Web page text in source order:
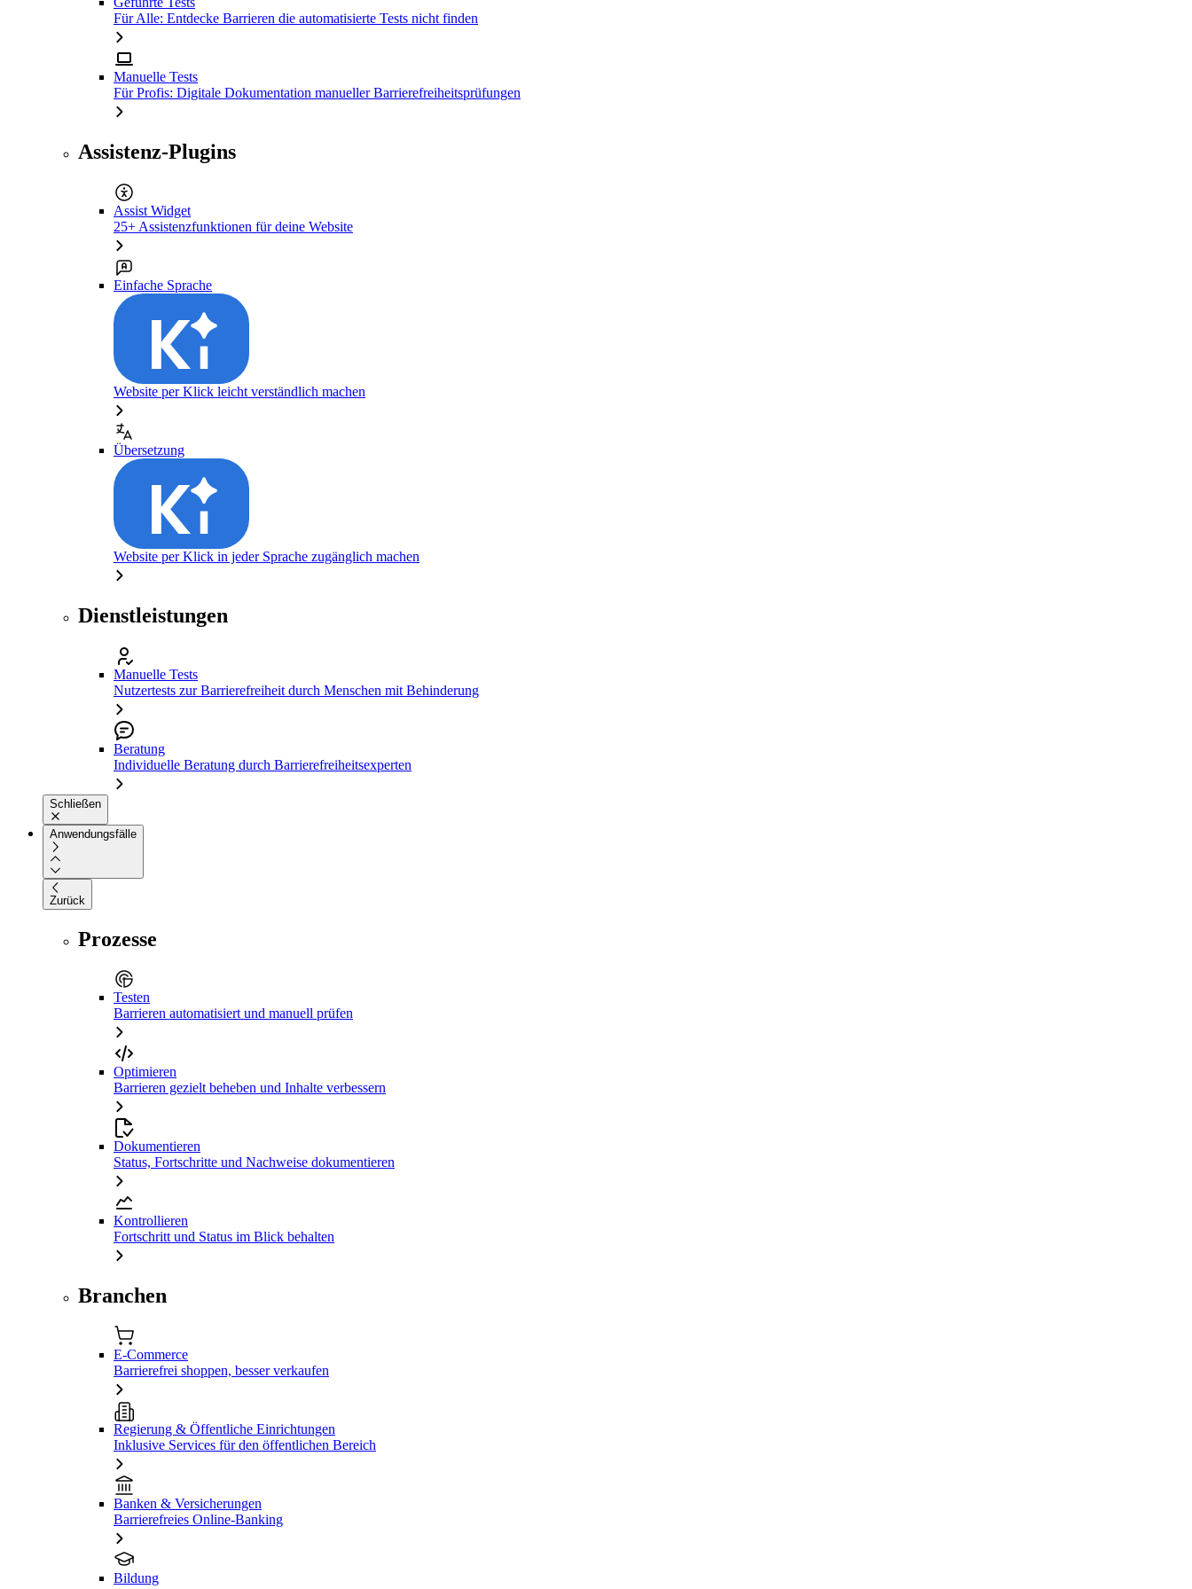
Für Alle: Entdecke Barrieren die automatisierte Tests nicht finden
Manuelle Tests
Für Profis: Digitale Dokumentation manueller Barrierefreiheitsprüfungen
Assistenz-Plugins
Assist Widget
25+ Assistenzfunktionen für deine Website
Einfache Sprache
Website per Klick leicht verständlich machen
Übersetzung
Website per Klick in jeder Sprache zugänglich machen
Dienstleistungen
Manuelle Tests
Nutzertests zur Barrierefreiheit durch Menschen mit Behinderung
Beratung
Individuelle Beratung durch Barrierefreiheitsexperten
Schließen
Anwendungsfälle
Zurück
Prozesse
Testen
Barrieren automatisiert und manuell prüfen
Optimieren
Barrieren gezielt beheben und Inhalte verbessern
Dokumentieren
Status, Fortschritte und Nachweise dokumentieren
Kontrollieren
Fortschritt und Status im Blick behalten
Branchen
E-Commerce
Barrierefrei shoppen, besser verkaufen
Regierung & Öffentliche Einrichtungen
Inklusive Services für den öffentlichen Bereich
Banken & Versicherungen
Barrierefreies Online-Banking
Bildung